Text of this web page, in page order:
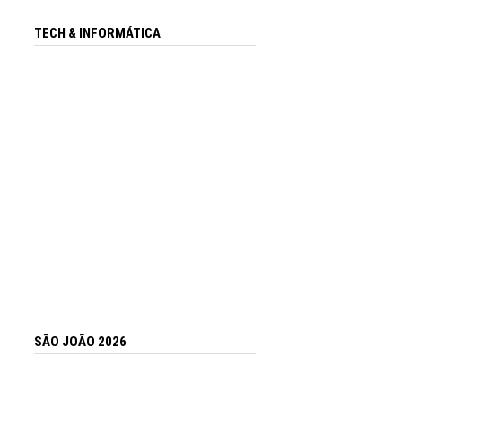
TECH & INFORMÁTICA
SÃO JOÃO 2026